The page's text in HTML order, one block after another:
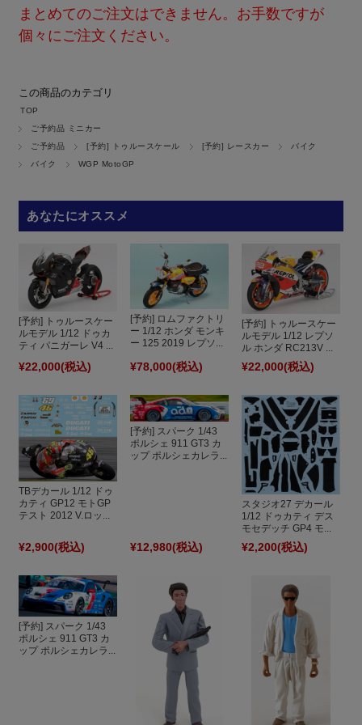
まとめてのご注文はできません。お手数ですが
個々にご注文ください。
この商品のカテゴリ
TOP
ご予約品 ミニカー
ご予約品
[予約] トゥルースケール [予約] レースカー
バイク
バイク
WGP MotoGP
あなたにオススメ
[予約] トゥルースケー
ルモデル 1/12 ドゥカ
ティ パニガーレ V4 ...
¥22,000(税込)
[予約] ロムファクトリ
ー 1/12 ホンダ モンキ
ー 125 2019 レプソ...
¥78,000(税込)
[予約] トゥルースケー
ルモデル 1/12 レプソ
ル ホンダ RC213V ...
¥22,000(税込)
TBデカール 1/12 ドゥ
カティ GP12 モトGP
テスト 2012 V.ロッ...
¥2,900(税込)
[予約] スパーク 1/43
ポルシェ 911 GT3 カ
ップ ポルシェカレラ...
¥12,980(税込)
スタジオ27 デカール
1/12 ドゥカティ デス
モセデッチ GP4 モ...
¥2,200(税込)
[予約] スパーク 1/43
ポルシェ 911 GT3 カ
ップ ポルシェカレラ...